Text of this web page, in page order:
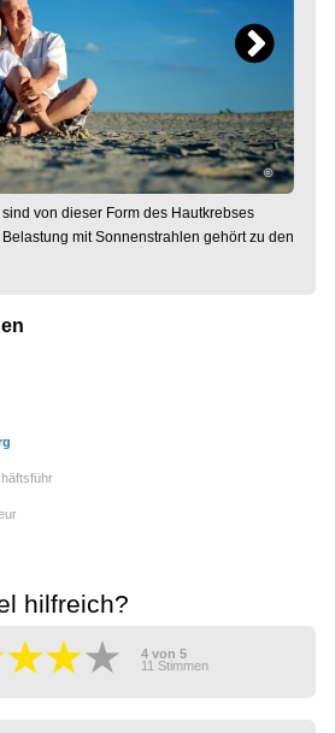
©
von dieser Form des Hautkrebses
mit Sonnenstrahlen gehört zu den
hilfreich?
4 von 5
11 Stimmen